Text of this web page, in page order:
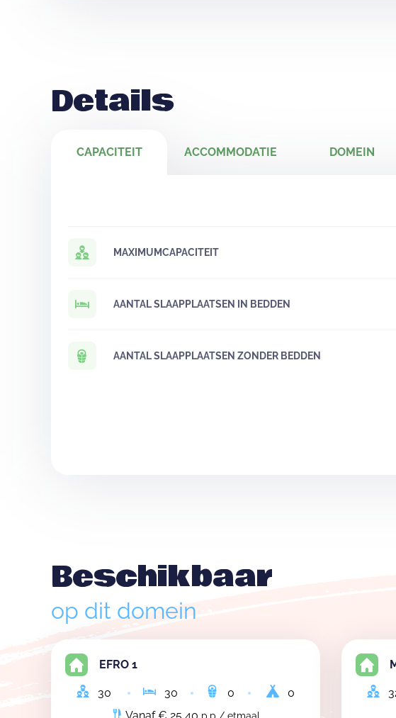
Details
CAPACITEIT ACCOMMODATIE DOMEIN
MAXIMUMCAPACITEIT
AANTAL SLAAPPLAATSEN IN BEDDEN
AANTAL SLAAPPLAATSEN ZONDER BEDDEN
Beschikbaar
op dit domein
EFRO 1
30 30 0
0